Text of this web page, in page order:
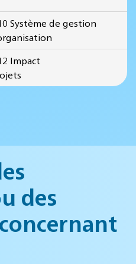
Système de gestion
Impact
des